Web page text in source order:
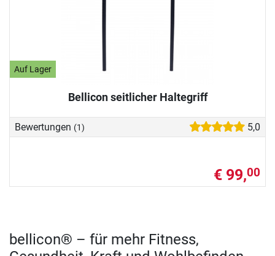
Auf Lager
Bellicon seitlicher Haltegriff
Bewertungen (1) 5,0
€ 99,00
bellicon® – für mehr Fitness,